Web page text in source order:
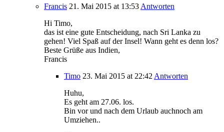
Francis 21. Mai 2015 at 13:53 Antworten
Hi Timo,
das ist eine gute Entscheidung, nach Sri Lanka zu
gehen! Viel Spaß auf der Insel! Wann geht es denn los?
Beste Grüße aus Indien,
Francis
Timo 23. Mai 2015 at 22:42 Antworten
Huhu,
Es geht am 27.06. los.
Bin vor und nach dem Urlaub auchnoch am
Umziehen..